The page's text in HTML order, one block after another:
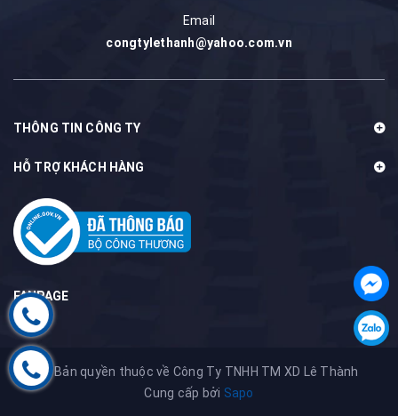
Email
congtylethanh@yahoo.com.vn
THÔNG TIN CÔNG TY
HỖ TRỢ KHÁCH HÀNG
FANPAGE
@ Bản quyền thuộc về Công Ty TNHH TM XD Lê Thành
Cung cấp bởi Sapo